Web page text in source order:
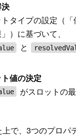
タイプの設定（
）に基づいて、
と
値の決定
がスロットの
で、3つのプロパ